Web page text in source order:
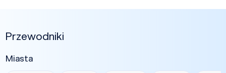
Przewodniki
Miasta